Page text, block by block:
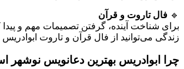
🔹 فال تاروت و قرآن
برای شناخت آینده، گرفتن تصمیمات مهم و
زندگی می‌توانید از فال قرآن و تاروت
چرا ابوادریس بهترین دعانویس نوشهر